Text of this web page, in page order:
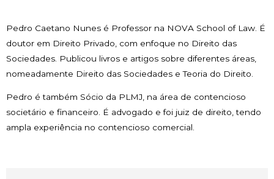
Pedro Caetano Nunes é Professor na NOVA School of Law. É
doutor em Direito Privado, com enfoque no Direito das
Sociedades. Publicou livros e artigos sobre diferentes áreas,
nomeadamente Direito das Sociedades e Teoria do Direito.
Pedro é também Sócio da PLMJ, na área de contencioso
societário e financeiro. É advogado e foi juiz de direito, tendo
ampla experiência no contencioso comercial.